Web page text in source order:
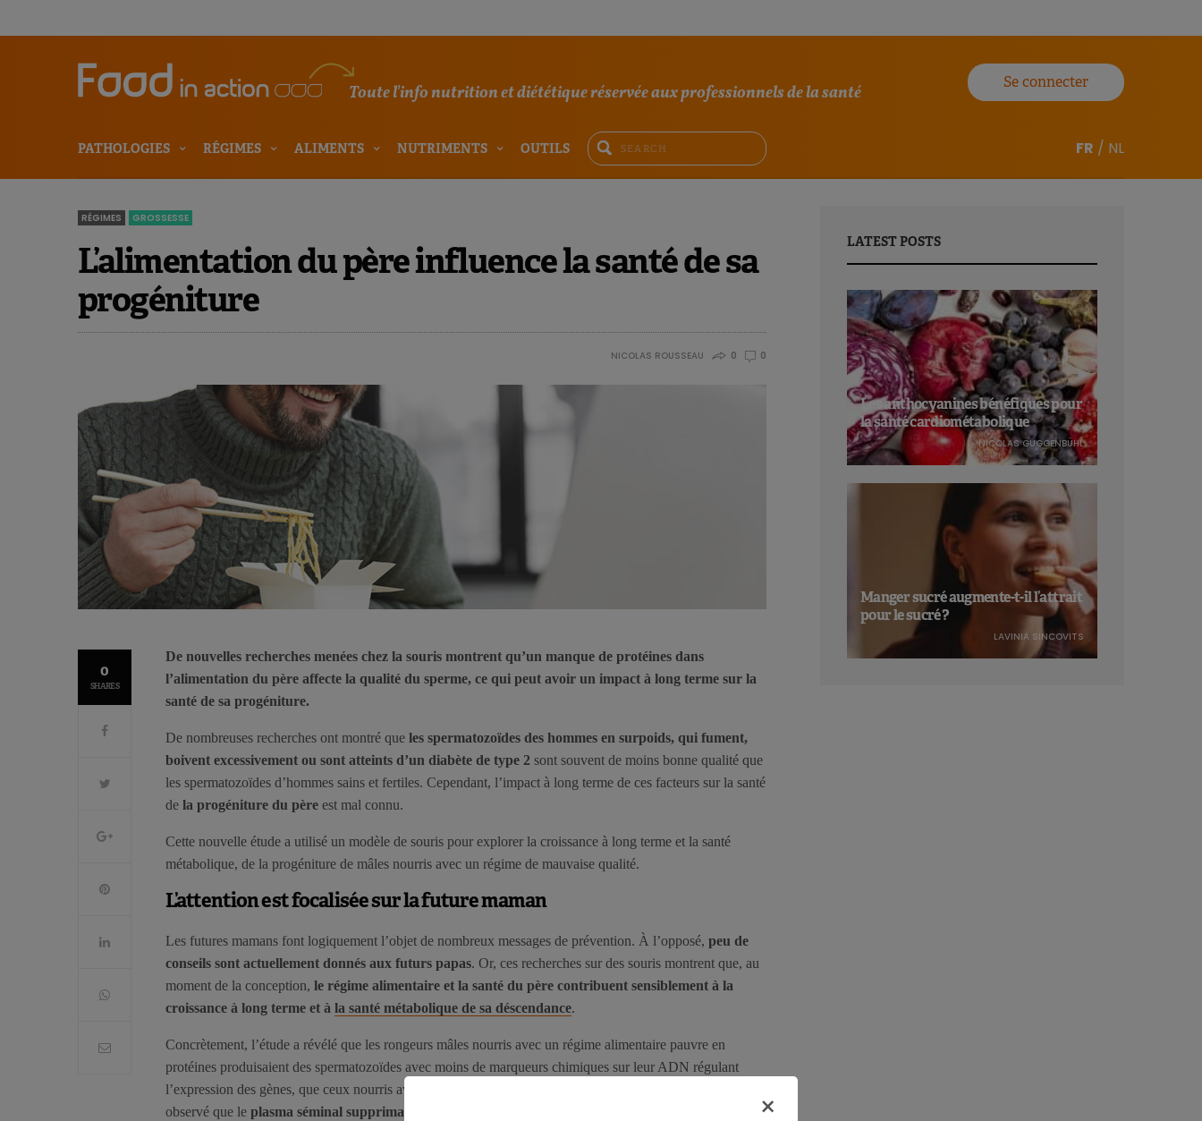
Toute l'info nutrition et diététique réservée aux professionnels de la santé
Se connecter
PATHOLOGIES RÉGIMES ALIMENTS NUTRIMENTS OUTILS FR / NL
RÉGIMES GROSSESSE
L’alimentation du père influence la santé de sa
progéniture
NICOLAS ROUSSEAU 0 0
0
SHARES
De nouvelles recherches menées chez la souris montrent qu’un manque de protéines dans
l’alimentation du père affecte la qualité du sperme, ce qui peut avoir un impact à long terme sur la
santé de sa progéniture.
De nombreuses recherches ont montré que les spermatozoïdes des hommes en surpoids, qui fument,
boivent excessivement ou sont atteints d’un diabète de type 2 sont souvent de moins bonne qualité que
les spermatozoïdes d’hommes sains et fertiles. Cependant, l’impact à long terme de ces facteurs sur la santé
de la progéniture du père est mal connu.
Cette nouvelle étude a utilisé un modèle de souris pour explorer la croissance à long terme et la santé
métabolique, de la progéniture de mâles nourris avec un régime de mauvaise qualité.
L’attention est focalisée sur la future maman
Les futures mamans font logiquement l’objet de nombreux messages de prévention. À l’opposé, peu de
conseils sont actuellement donnés aux futurs papas. Or, ces recherches sur des souris montrent que, au
moment de la conception, le régime alimentaire et la santé du père contribuent sensiblement à la
croissance à long terme et à la santé métabolique de sa déscendance.
Concrètement, l’étude a révélé que les rongeurs mâles nourris avec un régime alimentaire pauvre en
protéines produisaient des spermatozoïdes avec moins de marqueurs chimiques sur leur ADN régulant
l’expression des gènes, que ceux nourris avec un régime alimentaire normal. Les chercheurs ont également
observé que le plasma séminal supprimait les réponses inflammatoires et immunologiques utérines
LATEST POSTS
Les anthocyanines bénéfiques pour
la santé cardiométabolique
NICOLAS GUGGENBÜHL
Manger sucré augmente-t-il l’attrait
pour le sucré ?
LAVINIA SINCOVITS
×